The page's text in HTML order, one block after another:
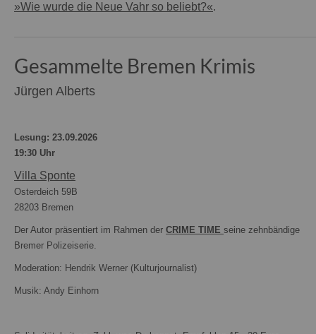
»Wie wurde die Neue Vahr so beliebt?«.
Gesammelte Bremen Krimis
Jürgen Alberts
Lesung: 23.09.2026
19:30 Uhr
Villa Sponte
Osterdeich 59B
28203 Bremen
Der Autor präsentiert im Rahmen der CRIME TIME seine zehnbändige
Bremer Polizeiserie.
Moderation: Hendrik Werner (Kulturjournalist)
Musik: Andy Einhorn